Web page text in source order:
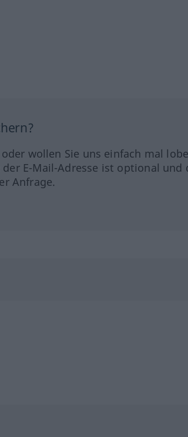
wollen Sie uns einfach mal
E-Mail-Adresse ist optional und
Anfrage.